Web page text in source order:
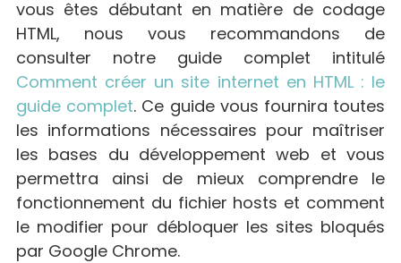
vous êtes débutant en matière de codage
HTML, nous vous recommandons de
consulter notre guide complet intitulé
Comment créer un site internet en HTML : le
guide complet. Ce guide vous fournira toutes
les informations nécessaires pour maîtriser
les bases du développement web et vous
permettra ainsi de mieux comprendre le
fonctionnement du fichier hosts et comment
le modifier pour débloquer les sites bloqués
par Google Chrome.